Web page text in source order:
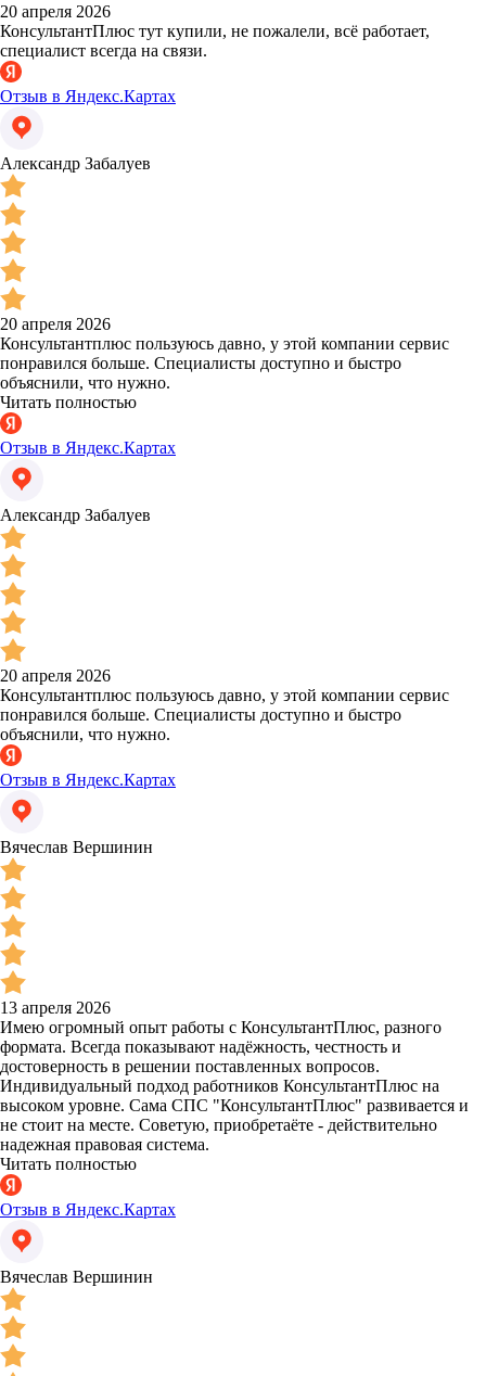
20 апреля 2026
КонсультантПлюс тут купили, не пожалели, всё работает,
специалист всегда на связи.
Отзыв в Яндекс.Картах
Александр Забалуев
20 апреля 2026
Консультантплюс пользуюсь давно, у этой компании сервис
понравился больше. Специалисты доступно и быстро
объяснили, что нужно.
Читать полностью
Отзыв в Яндекс.Картах
Александр Забалуев
20 апреля 2026
Консультантплюс пользуюсь давно, у этой компании сервис
понравился больше. Специалисты доступно и быстро
объяснили, что нужно.
Отзыв в Яндекс.Картах
Вячеслав Вершинин
13 апреля 2026
Имею огромный опыт работы с КонсультантПлюс, разного
формата. Всегда показывают надёжность, честность и
достоверность в решении поставленных вопросов.
Индивидуальный подход работников КонсультантПлюс на
высоком уровне. Сама СПС "КонсультантПлюс" развивается и
не стоит на месте. Советую, приобретаёте - действительно
надежная правовая система.
Читать полностью
Отзыв в Яндекс.Картах
Вячеслав Вершинин